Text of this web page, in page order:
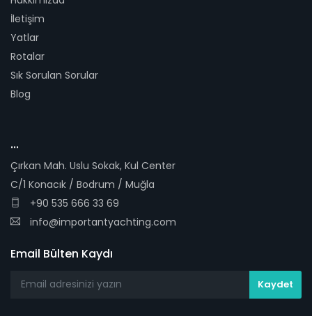
İletişim
Yatlar
Rotalar
Sık Sorulan Sorular
Blog
...
Çırkan Mah. Uslu Sokak, Kul Center
C/1 Konacık / Bodrum / Muğla
+90 535 666 33 69
info@importantyachting.com
Email Bülten Kaydı